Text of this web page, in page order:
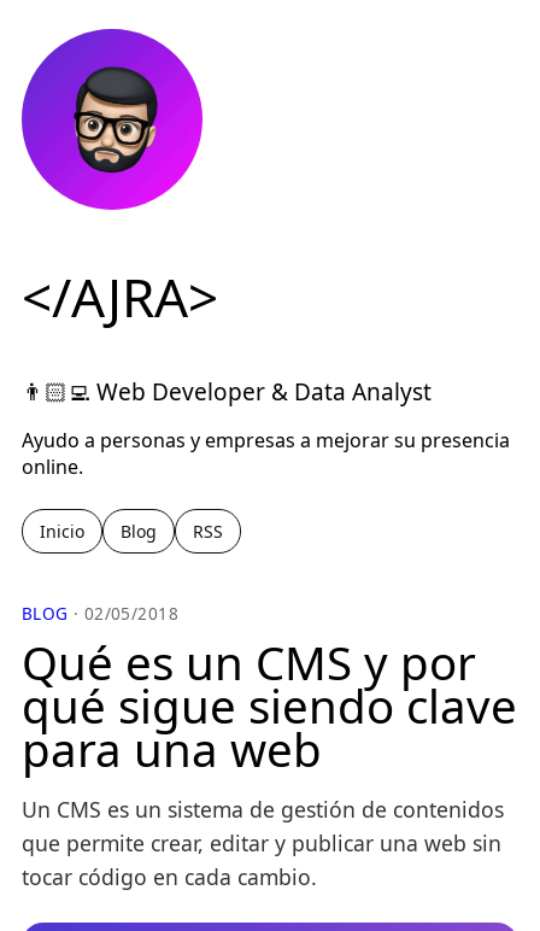
</AJRA>
👨🏻‍💻 Web Developer & Data Analyst
Ayudo a personas y empresas a mejorar su presencia
online.
Inicio Blog RSS
BLOG · 02/05/2018
Qué es un CMS y por
qué sigue siendo clave
para una web
Un CMS es un sistema de gestión de contenidos
que permite crear, editar y publicar una web sin
tocar código en cada cambio.